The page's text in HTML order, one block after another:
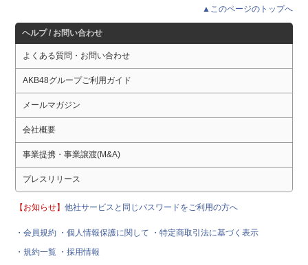
▲このページのトップへ
ヘルプ / お問い合わせ
よくある質問・お問い合わせ
AKB48グループご利用ガイド
メールマガジン
会社概要
事業提携・事業譲渡(M&A)
プレスリリース
【お知らせ】他社サービスと同じパスワードをご利用の方へ
・会員規約 ・個人情報保護に関して
・特定商取引法に基づく表示
・規約一覧 ・採用情報